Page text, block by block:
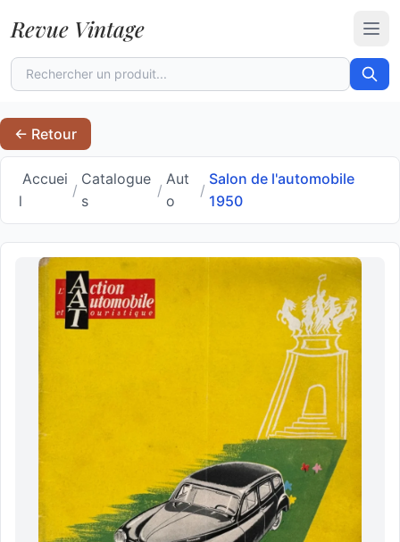
Revue Vintage
← Retour
Accuei
l
/
Catalogue
s
/
Aut
o
/
Salon de l'automobile
1950